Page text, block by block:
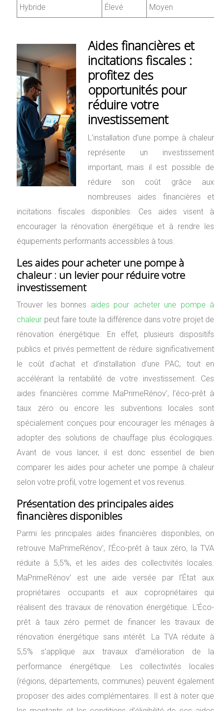
Hybride Élevé Moyen
Aides financières et
incitations fiscales :
profitez des
opportunités pour
réduire votre
investissement
L’installation d’une pompe à chaleur
représente un investissement
important, mais il est possible de
réduire son coût grâce aux
nombreuses aides financières et
incitations fiscales disponibles. Ces aides visent à
encourager la rénovation énergétique et à rendre les
équipements performants accessibles à tous.
Les aides pour acheter une pompe à
chaleur : un levier pour réduire votre
investissement
Trouver les bonnes aides pour acheter une pompe à
chaleur peut faire toute la différence dans votre projet de
rénovation énergétique. En effet, plusieurs dispositifs
publics et privés permettent de réduire significativement
le coût d’achat et d’installation d’une PAC, tout en
accélérant la rentabilité de votre investissement. Ces
aides financières comme MaPrimeRénov’, l’éco-prêt à
taux zéro ou encore les subventions locales sont
spécialement conçues pour encourager les ménages à
adopter des solutions de chauffage plus écologiques.
Avant de vous lancer, il est donc essentiel de bien
comparer les aides pour acheter une pompe à chaleur
selon votre profil, votre logement et vos revenus.
Présentation des principales aides
financières disponibles
Parmi les principales aides financières disponibles, on
retrouve MaPrimeRénov’, l’Éco-prêt à taux zéro, la TVA
réduite à 5,5%, et les aides des collectivités locales.
MaPrimeRénov’ est une aide versée par l’État aux
propriétaires occupants et aux copropriétaires qui
réalisent des travaux de rénovation énergétique. L’Éco-
prêt à taux zéro permet de financer les travaux de
rénovation énergétique sans intérêt. La TVA réduite à
5,5% s’applique aux travaux d’amélioration de la
performance énergétique. Les collectivités locales
(régions, départements, communes) peuvent également
proposer des aides complémentaires. Il est à noter que